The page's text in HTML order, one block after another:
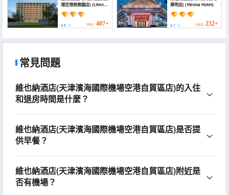
場空港商務園店) (Lifeng
Hotel (Tianjin Binhai
International Airport
Business Park
Branch))
4.9 / 5 HKD 407+
華明店) (Vienna Hotel)
4.7/ 5 HKD 232+
常見問題
維也納酒店(天津濱海國際機場空港自貿區店)的入住
和退房時間是什麼？
維也納酒店(天津濱海國際機場空港自貿區店)是否提
供早餐？
維也納酒店(天津濱海國際機場空港自貿區店)附近是
否有機場？